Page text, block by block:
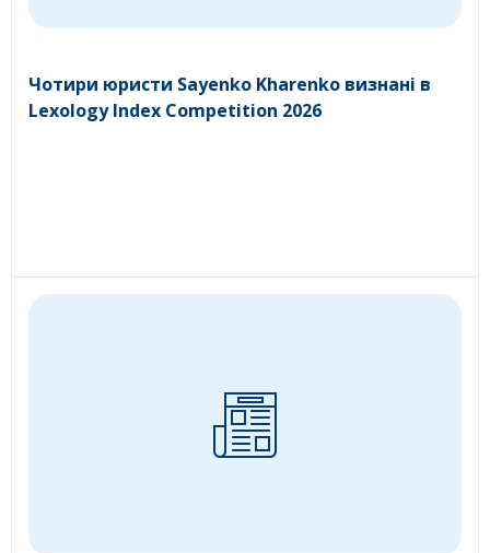
Чотири юристи Sayenko Kharenko визнані в
Lexology Index Competition 2026